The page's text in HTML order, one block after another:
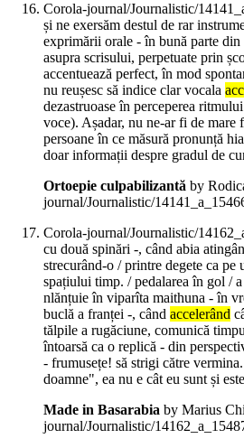
Corola-journal/Journalistic/
și ne exersăm destul de rar
exprimării orale - în bună parte
asupra scrisului, perpetuate prin
accentuează perfect, în mod
nu reușesc să indice clar vocala
dezastruoase în perceperea
voce). Așadar, nu ne-ar fi de mare
persoane în ce măsură pronunță
doar informații despre gradul de
Ortoepie culpabilizantă by
journal/Journalistic/
Corola-journal/Journalistic/
cu două spinări -, când abia
strecurând-o / printre degete ca
spațiului timp. / pedalarea în gol /
nlănțuie în viparîta maithuna - în
buclă a franței -, când accelerând
tălpile a rugăciune, comunică
întoarsă ca o replică - din
- frumusețe! să strigi către
doamne", ea nu e cât eu sunt și este
Made in Basarabia by Marius
journal/Journalistic/